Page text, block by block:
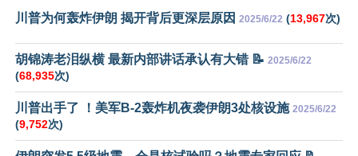
川普为何轰炸伊朗 揭开背后更深层原因 2025/6/22 (13,967次)
胡锦涛老泪纵横 最新内部讲话承认有大错 📝 2025/6/22
(68,935次)
川普出手了 ！美军B-2轰炸机夜袭伊朗3处核设施 2025/6/22
(9,752次)